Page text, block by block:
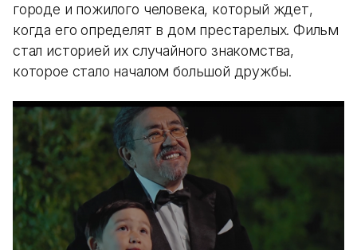
городе и пожилого человека, который ждет,
когда его определят в дом престарелых. Фильм
стал историей их случайного знакомства,
которое стало началом большой дружбы.